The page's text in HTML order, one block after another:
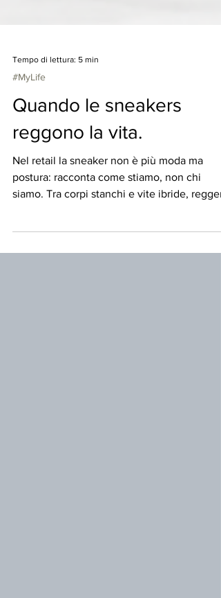
Tempo di lettura: 5 min
#MyLife
Quando le sneakers
reggono la vita.
Nel retail la sneaker non è più moda ma
siamo. Tra corpi stanchi e vite ibride,